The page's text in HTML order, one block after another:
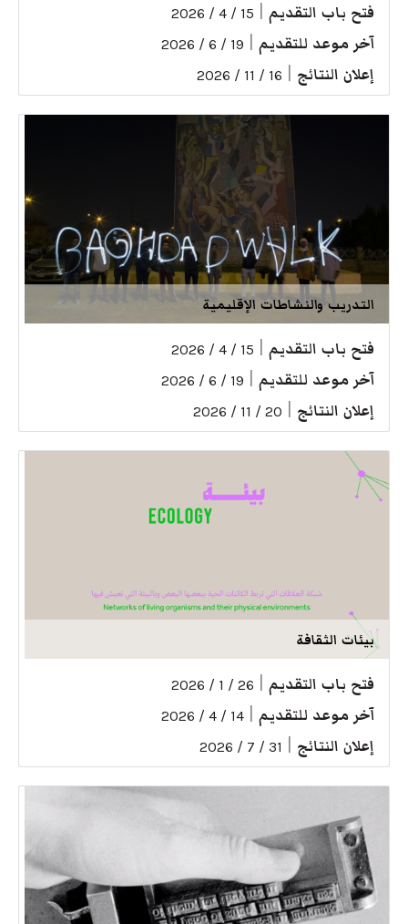
فتح باب التقديم 15 / 4 / 2026
آخر موعد للتقديم 19 / 6 / 2026
إعلان النتائج 16 / 11 / 2026
التدريب والنشاطات الإقليمية
فتح باب التقديم 15 / 4 / 2026
آخر موعد للتقديم 19 / 6 / 2026
إعلان النتائج 20 / 11 / 2026
بيئات الثقافة
فتح باب التقديم 26 / 1 / 2026
آخر موعد للتقديم 14 / 4 / 2026
إعلان النتائج 31 / 7 / 2026